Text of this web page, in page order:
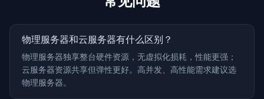
物理服务器和云服务器有什么区别？
物理服务器独享整台硬件资源，无虚拟化损耗，性能更强；
云服务器资源共享但弹性更好。高并发、高性能需求建议选
物理服务器。